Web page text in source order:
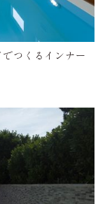
つくるインナー